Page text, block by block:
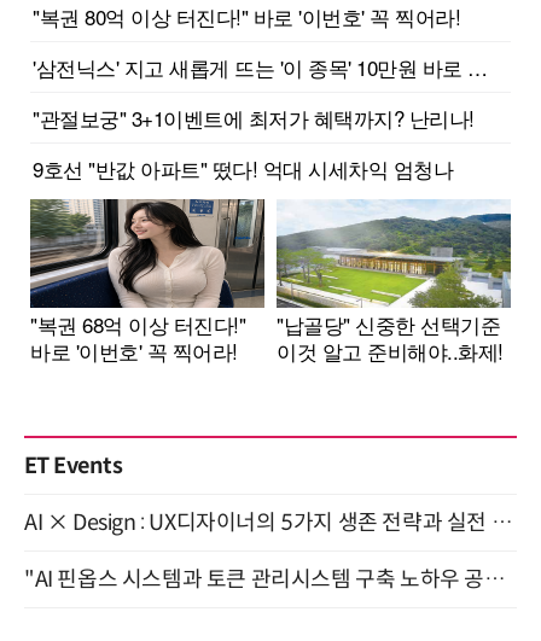
ET Events
AI × Design : UX디자이너의 5가지 생존 전략과 실전 대응 8월 28일 개최
"AI 핀옵스 시스템과 토큰 관리시스템 구축 노하우 공개" 잠실 한국광고문화회관 2층 대회의실 (8/21)